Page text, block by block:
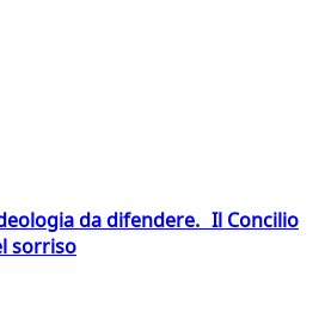
da difendere. Il Concilio
sorriso